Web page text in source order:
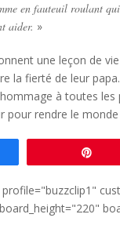
en fauteuil roulant
aider. »
une leçon de
la fierté de leur
à toutes les
rendre le monde